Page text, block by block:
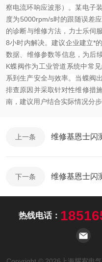
察电流环响应波形）。某电子
度为5000rpm/s时的跟随误差
的诊断与维修方法，力士乐伺
8小时内解决。建议企业建立*
数据、维修参数等信息，为后
K蝶阀作为工业管道系统中常
系到生产安全与效率。当蝶阀
排查原因并采取针对性维修措
南，建议用户结合实际情况分步
上一条
下一条
热线电话：